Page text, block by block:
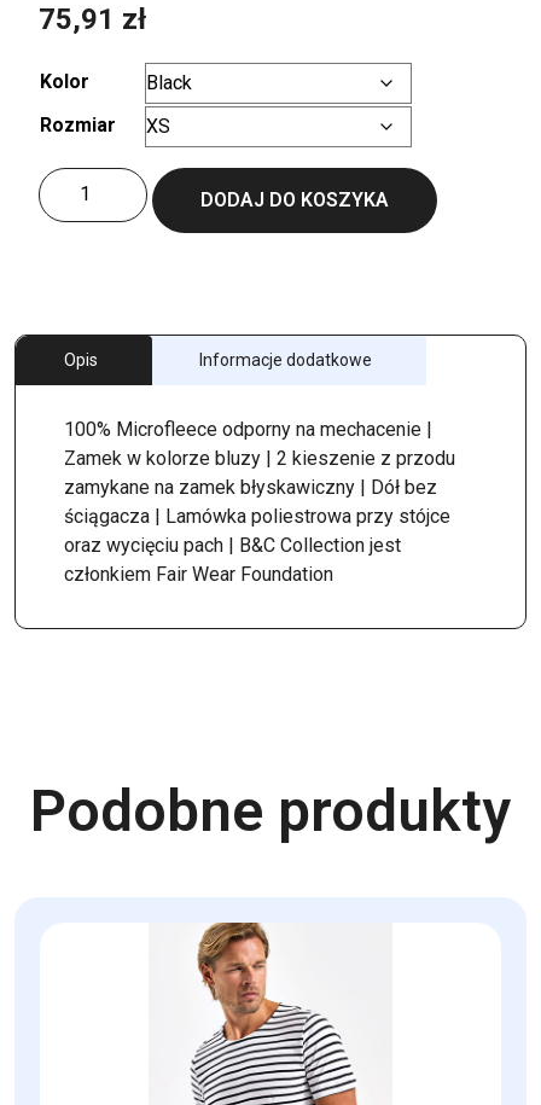
75,91 zł
Kolor
Rozmiar
ilość
Unisex
DODAJ DO KOSZYKA
Opis Informacje dodatkowe
100% Microfleece odporny na mechacenie |
Zamek w kolorze bluzy | 2 kieszenie z przodu
zamykane na zamek błyskawiczny | Dół bez
ściągacza | Lamówka poliestrowa przy stójce
oraz wycięciu pach | B&C Collection jest
członkiem Fair Wear Foundation
Podobne produkty